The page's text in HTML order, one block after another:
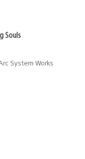
Souls
System Works